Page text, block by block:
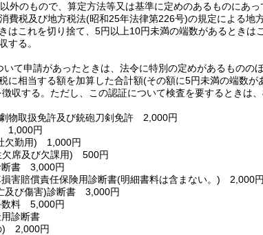
外のもので、算定方法等又は基準に定めのあるものにあ
費税及び地方税法(昭和25年法律第226号)の規定による地
はこれを切り捨て、5円以上10円未満の端数があるときは
する。
いて申請があったときは、法令に特別の定めがあるもの
に相当する額を加算した合計額(その額に5円未満の端数が
収する。 ただし、この認証について検査を要するときは
物取扱免許及び銃砲刀剣免許 2,000円
1,000円
欠勤用) 1,000円
席及び欠課用) 500円
断書 3,000円
害賠償責任保険用診断書(明細書料は含まない。) 2,000円
及び傷害)診断書 3,000円
数料 5,000円
診断書
) 2,000円